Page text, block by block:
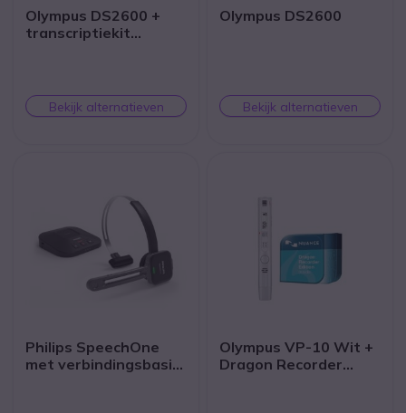
Olympus DS2600 +
transcriptiekit
Bekijk alternatieven
Olympus DS2600
Bekijk alternatieven
Philips SpeechOne
met verbindingsbasis
Olympus VP-10 Wit +
Dragon Recorder